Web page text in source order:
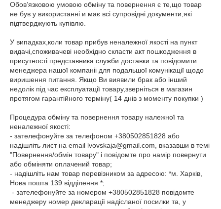
Обовʼязковою умовою обміну та повернення є те,що товар
не був у використанні и має всі супровідні документи,які
підтверджують купівлю.
У випадках,коли товар прибув неналежної якості на пункт
видачі,споживачеві необхідно скласти акт пошкодження в
присутності представника служби доставки та повідомити
менеджера нашої компаніі для подальшої комунікації щодо
виришення питання. Якщо Ви виявили брак або інший
недолік під час експлуатації товару,зверніться в магазин
протягом гарантійного терміну( 14 днів з моменту покупки )
Процедура обміну та повернення товару належної та
неналежної якості:
- зателефонуйте за телефоном +380502851828 або
надішліть лист на email lvovskaja@gmail.com, вказавши в темі
"Повернення/обмін товару" і повідомте про намір повернути
або обміняти оплачений товар;
- надішліть нам товар перевізником за адресою: *м. Харків,
Нова пошта 139 відділення *;
менеджеру номер декларації надісланої посилки та, у